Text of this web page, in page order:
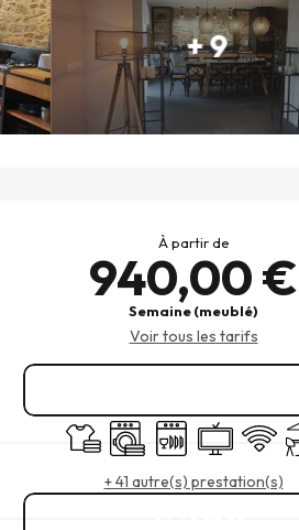
+ 9
OUVERTURE ET
À partir de
940,00 €
Semaine (meublé)
Voir tous les tarifs
Draps et linge
Lave lingeLave vaisselle
Télévision
WiFi
+ 41 autre(s) prestation(s)